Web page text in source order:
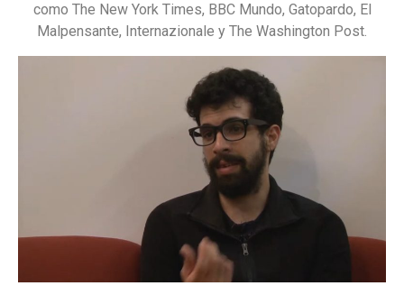
como The New York Times, BBC Mundo, Gatopardo, El
Malpensante, Internazionale y The Washington Post.